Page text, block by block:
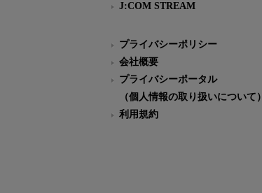
J:COM STREAM
プライバシーポリシー
会社概要
プライバシーポータル
（個人情報の取り扱いについて）
利用規約